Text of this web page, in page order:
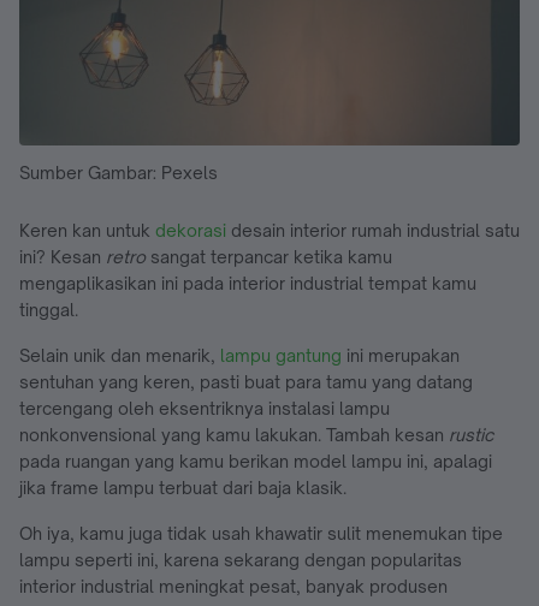
Sumber Gambar: Pexels
Keren kan untuk dekorasi desain interior rumah industrial satu
ini? Kesan retro sangat terpancar ketika kamu
mengaplikasikan ini pada interior industrial tempat kamu
tinggal.
Selain unik dan menarik, lampu gantung ini merupakan
sentuhan yang keren, pasti buat para tamu yang datang
tercengang oleh eksentriknya instalasi lampu
nonkonvensional yang kamu lakukan. Tambah kesan rustic
pada ruangan yang kamu berikan model lampu ini, apalagi
jika frame lampu terbuat dari baja klasik.
Oh iya, kamu juga tidak usah khawatir sulit menemukan tipe
lampu seperti ini, karena sekarang dengan popularitas
interior industrial meningkat pesat, banyak produsen